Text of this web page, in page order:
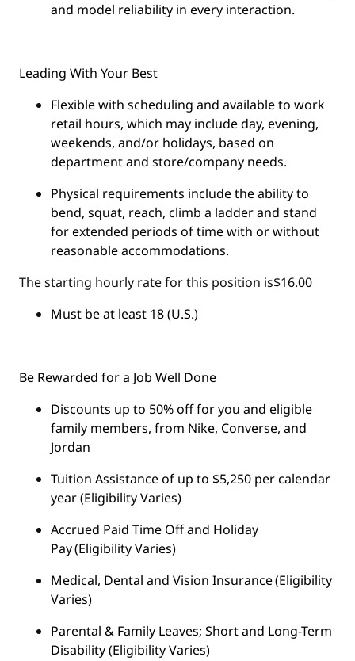
and model reliability in every interaction.
Leading With Your Best
Flexible with scheduling and available to work
retail hours, which may include day, evening,
weekends, and/or holidays, based on
department and store/company needs.
Physical requirements include the ability to
bend, squat, reach, climb a ladder and stand
for extended periods of time with or without
reasonable accommodations.
The starting hourly rate for this position isㅤ$16.00
Must be at least 18 (U.S.)
Be Rewarded for a Job Well Done
Discounts up to 50% off for you and eligible
family members, from Nike, Converse, and
Jordan
Tuition Assistance of up to $5,250 per calendar
year (Eligibility Varies)
Accrued Paid Time Off and Holiday
Pay (Eligibility Varies)
Medical, Dental and Vision Insurance (Eligibility
Varies)
Parental & Family Leaves; Short and Long-Term
Disability (Eligibility Varies)